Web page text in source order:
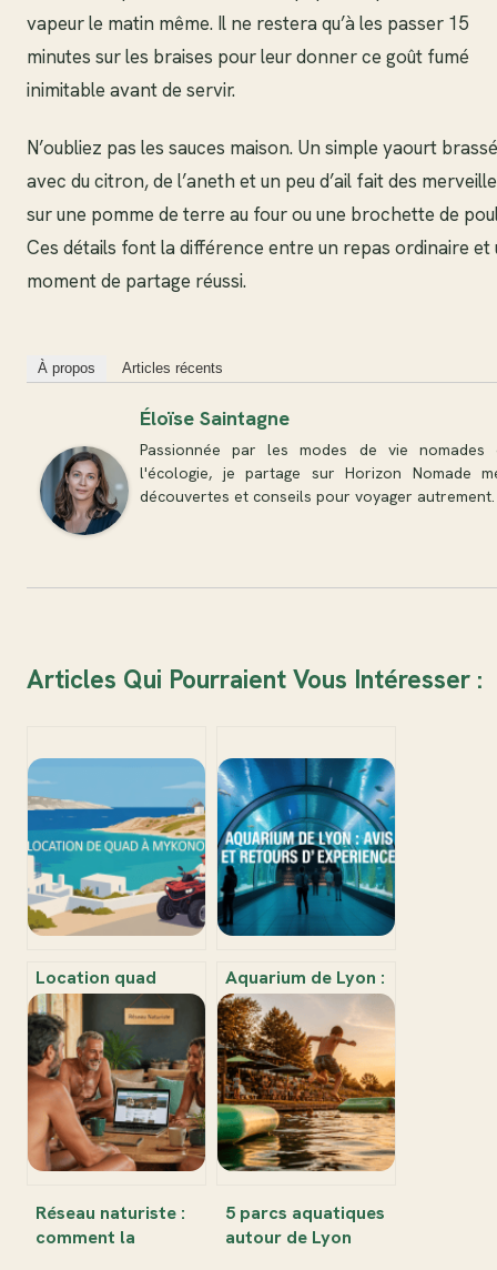
vapeur le matin même. Il ne restera qu’à les passer 15
minutes sur les braises pour leur donner ce goût fumé
inimitable avant de servir.
N’oubliez pas les sauces maison. Un simple yaourt brassé
avec du citron, de l’aneth et un peu d’ail fait des
sur une pomme de terre au four ou une brochette de
Ces détails font la différence entre un repas ordinaire et
moment de partage réussi.
À propos Articles récents
Éloïse Saintagne
Passionnée par les modes de vie nomades
l'écologie, je partage sur Horizon Nomade
découvertes et conseils pour voyager autrement.
Articles Qui Pourraient Vous Intéresser :
Location quad
Mykonos : le guide
essentiel pour une
expérience unique
sur l’île
Aquarium de Lyon :
avis sincères,
expérience de
visite et conseils
pratiques
Réseau naturiste :
comment la
5 parcs aquatiques
autour de Lyon